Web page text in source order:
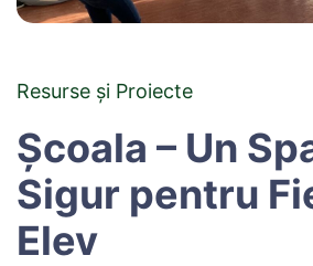
Resurse și Proiecte
Școala – Un
Sigur pentru
Elev